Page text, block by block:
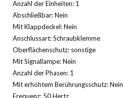
Anzahl der Einheiten: 1
Abschließbar: Nein
Mit Klappdeckel: Nein
Anschlussart: Schraubklemme
Oberflächenschutz: sonstige
Mit Signallampe: Nein
Anzahl der Phasen: 1
Mit erhöhtem Berührungsschutz: Nein
Frequenz: 50 Hertz